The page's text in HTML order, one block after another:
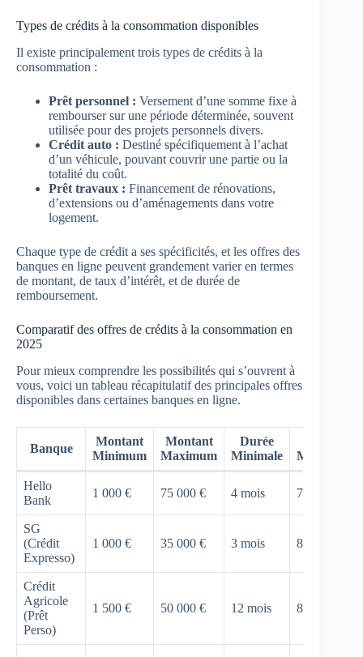
Types de crédits à la consommation disponibles
Il existe principalement trois types de crédits à la
consommation :
Prêt personnel : Versement d’une somme fixe à
rembourser sur une période déterminée, souvent
utilisée pour des projets personnels divers.
Crédit auto : Destiné spécifiquement à l’achat
d’un véhicule, pouvant couvrir une partie ou la
totalité du coût.
Prêt travaux : Financement de rénovations,
d’extensions ou d’aménagements dans votre
logement.
Chaque type de crédit a ses spécificités, et les offres des
banques en ligne peuvent grandement varier en termes
de montant, de taux d’intérêt, et de durée de
remboursement.
Comparatif des offres de crédits à la consommation en
2025
Pour mieux comprendre les possibilités qui s’ouvrent à
vous, voici un tableau récapitulatif des principales offres
disponibles dans certaines banques en ligne.
Banque
Montant
Minimum
Montant
Maximum
Durée
Minimale
Maximale
Hello
Bank
1 000 € 75 000 € 4 mois 72 mois
SG
(Crédit
Expresso)
1 000 € 35 000 € 3 mois 84 mois
Crédit
Agricole
(Prêt
Perso)
1 500 € 50 000 € 12 mois 84 mois